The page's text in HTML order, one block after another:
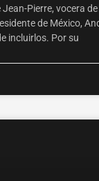
Pierre, vocera
de México,
incluirlos. Por su